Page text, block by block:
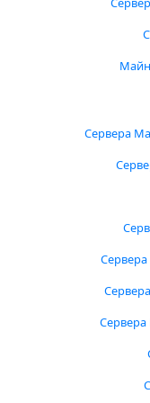
Сервера